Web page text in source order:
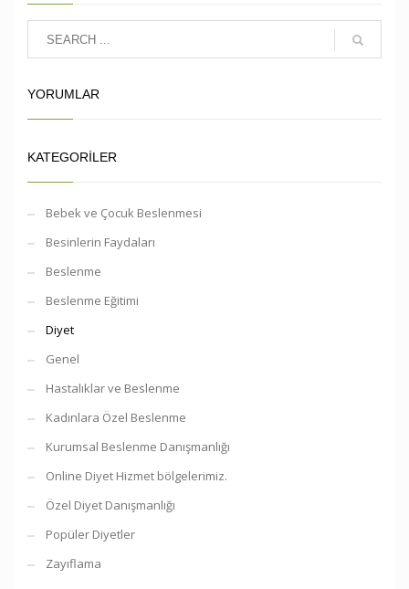
YORUMLAR
KATEGORILER
Bebek ve Çocuk Beslenmesi
Besinlerin Faydaları
Beslenme
Beslenme Eğitimi
Diyet
Genel
Hastalıklar ve Beslenme
Kadınlara Özel Beslenme
Kurumsal Beslenme Danışmanlığı
Online Diyet Hizmet bölgelerimiz.
Özel Diyet Danışmanlığı
Popüler Diyetler
Zayıflama